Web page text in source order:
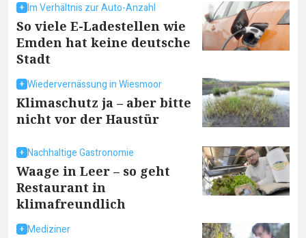
Im Verhältnis zur Auto-Anzahl
So viele E-Ladestellen wie
Emden hat keine deutsche
Stadt
Wiedervernässung in Wiesmoor
Klimaschutz ja – aber bitte
nicht vor der Haustür
Nachhaltige Gastronomie
Waage in Leer – so geht
Restaurant in
klimafreundlich
Mediziner